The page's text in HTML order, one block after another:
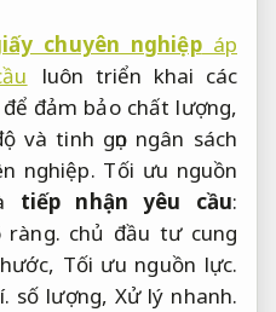
chuyên nghiệpáp
luôn triển khai các
đảm bảo chất lượng,
và tinh gọn ngân sách
nghiệp. Tối ưu nguồn
tiếp nhận yêu cầu:
ràng. chủ đầu tư cung
Tối ưu nguồn lực.
số lượng, Xử lý nhanh.